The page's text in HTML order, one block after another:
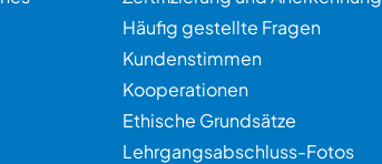
Häufig gestellte Fragen
Kundenstimmen
Kooperationen
Ethische Grundsätze
Lehrgangsabschluss-Fotos